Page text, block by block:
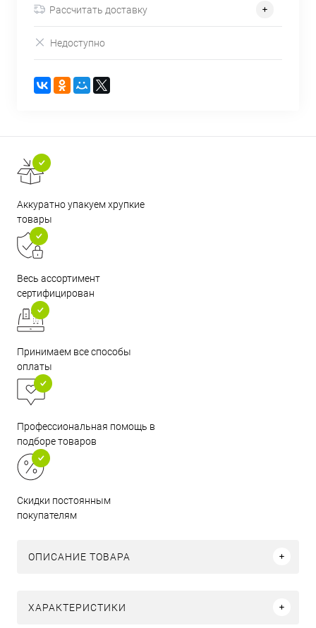
Рассчитать доставку
Недоступно
Аккуратно упакуем хрупкие
товары
Весь ассортимент
сертифицирован
Принимаем все способы
оплаты
Профессиональная помощь в
подборе товаров
Скидки постоянным
покупателям
ОПИСАНИЕ ТОВАРА
ХАРАКТЕРИСТИКИ